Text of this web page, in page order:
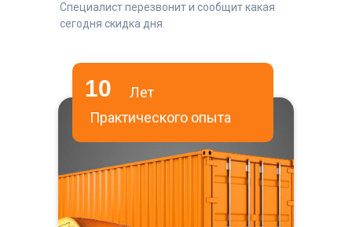
Специалист перезвонит и сообщит какая
сегодня скидка дня.
10
Лет
Практического опыта